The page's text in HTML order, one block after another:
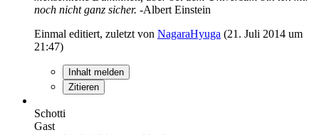
noch nicht ganz sicher. -Albert Einstein
Einmal editiert, zuletzt von NagaraHyuga (21. Juli 2014 um
21:47)
Inhalt melden
Zitieren
Schotti
Gast